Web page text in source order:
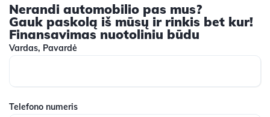
Nerandi automobilio pas mus?
Gauk paskolą iš mūsų ir rinkis bet kur!
Finansavimas nuotoliniu būdu
Vardas, Pavardė
Telefono numeris